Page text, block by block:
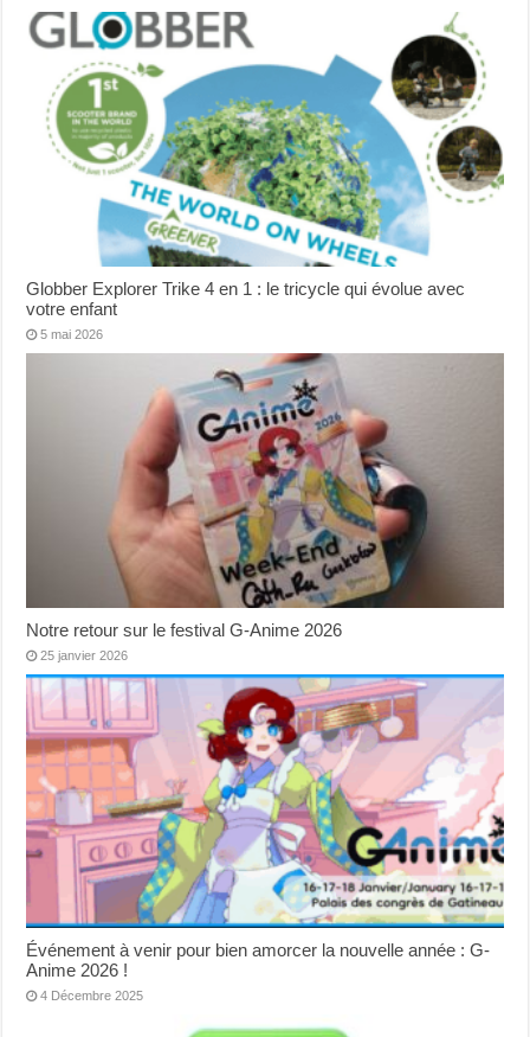
Globber Explorer Trike 4 en 1 : le tricycle qui évolue avec
votre enfant
5 mai 2026
Notre retour sur le festival G-Anime 2026
25 janvier 2026
Événement à venir pour bien amorcer la nouvelle année : G-
Anime 2026 !
4 Décembre 2025